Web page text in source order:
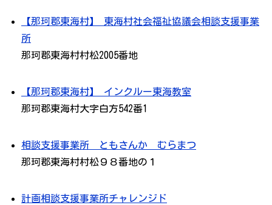
【那珂郡東海村】 東海村社会福祉協議会相談支援事業
所
那珂郡東海村村松2005番地
【那珂郡東海村】 インクルー東海教室
那珂郡東海村大字白方542番1
相談支援事業所 ともさんか むらまつ
那珂郡東海村村松９８番地の１
計画相談支援事業所チャレンジド